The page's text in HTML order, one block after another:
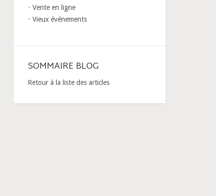
Vente en ligne
Vieux événements
SOMMAIRE BLOG
Retour à la liste des articles